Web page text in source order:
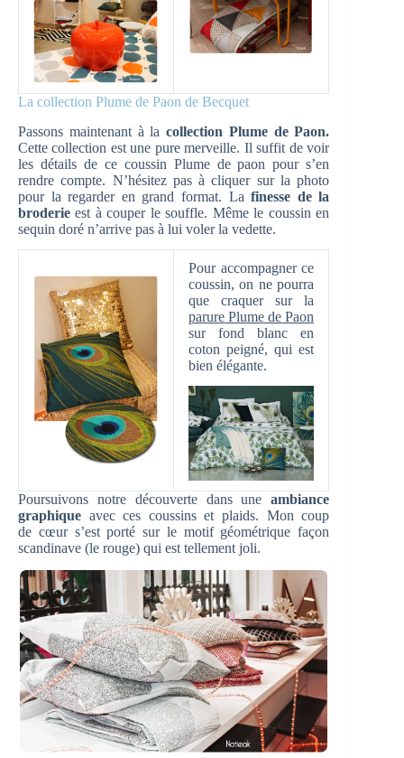
La collection Plume de Paon de Becquet
Passons maintenant à la collection Plume de Paon.
Cette collection est une pure merveille. Il suffit de voir
les détails de ce coussin Plume de paon pour s’en
rendre compte. N’hésitez pas à cliquer sur la photo
pour la regarder en grand format. La finesse de la
broderie est à couper le souffle. Même le coussin en
sequin doré n’arrive pas à lui voler la vedette.
Pour accompagner ce
coussin, on ne pourra
que craquer sur la
parure Plume de Paon
sur fond blanc en
coton peigné, qui est
bien élégante.
Poursuivons notre découverte dans uneambiance
graphique avec ces coussins et plaids. Mon coup
de cœur s’est porté sur le motif géométrique façon
scandinave (le rouge) qui est tellement joli.